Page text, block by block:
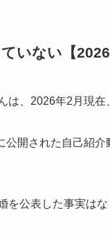
いない【2026
は、2026年2月現在
公開された自己紹
を公表した事実は